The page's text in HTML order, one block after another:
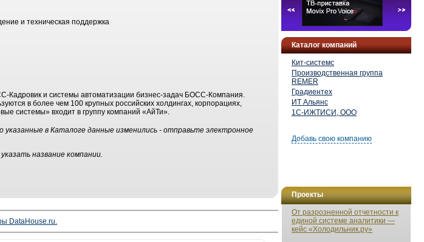
Каталог компаний
Кит-системс
Производственная группа
REMER
Градиентех
ИТ Альянс
1С-ИЖТИСИ, ООО
Добавь свою компанию
Проекты
От разрозненной отчетности к
единой системе аналитики —
кейс «Холодильник.ру»
и техническая поддержка
Кадровик и системы автоматизации бизнес-задач БОСС-Компания.
в более чем 100 крупных российских холдингах, корпорациях,
системы» входит в группу компаний «АйТи».
в Каталоге данные изменились - отправьте электронное
указать название компании.
DataHouse.ru.